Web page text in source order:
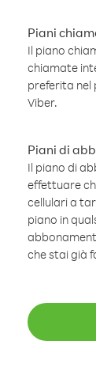
Piani
Il piano
chiamate
preferita nel
Viber.
Piani di
Il piano di
effettuare
cellulari a
piano in
che stai già